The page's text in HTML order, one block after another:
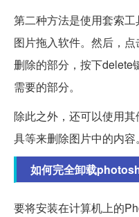
第二种方法是使用套索
图片拖入软件。然后，
删除的部分，按下delete
需要的部分。
除此之外，还可以使用
具等来删除图片中的内容。
如何完全卸载
要将安装在计算机上的